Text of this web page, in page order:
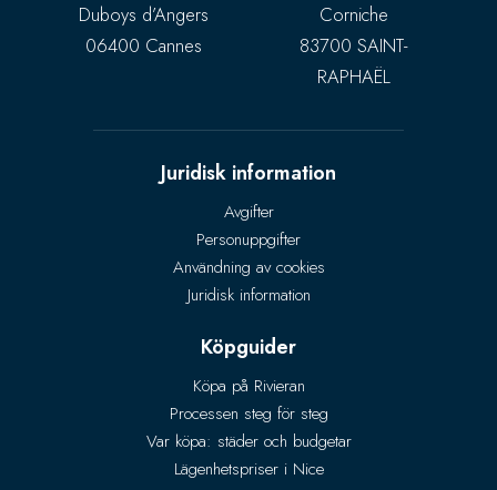
Duboys d’Angers
06400 Cannes
Corniche
83700 SAINT-
RAPHAËL
Juridisk information
Avgifter
Personuppgifter
Användning av cookies
Juridisk information
Köpguider
Köpa på Rivieran
Processen steg för steg
Var köpa: städer och budgetar
Lägenhetspriser i Nice